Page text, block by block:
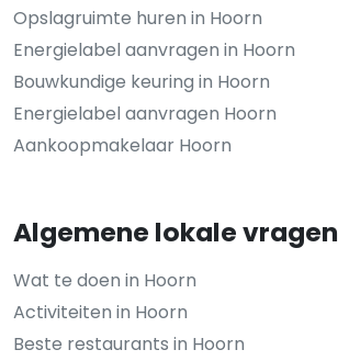
Opslagruimte huren in Hoorn
Energielabel aanvragen in Hoorn
Bouwkundige keuring in Hoorn
Energielabel aanvragen Hoorn
Aankoopmakelaar Hoorn
Algemene lokale vragen
Wat te doen in Hoorn
Activiteiten in Hoorn
Beste restaurants in Hoorn